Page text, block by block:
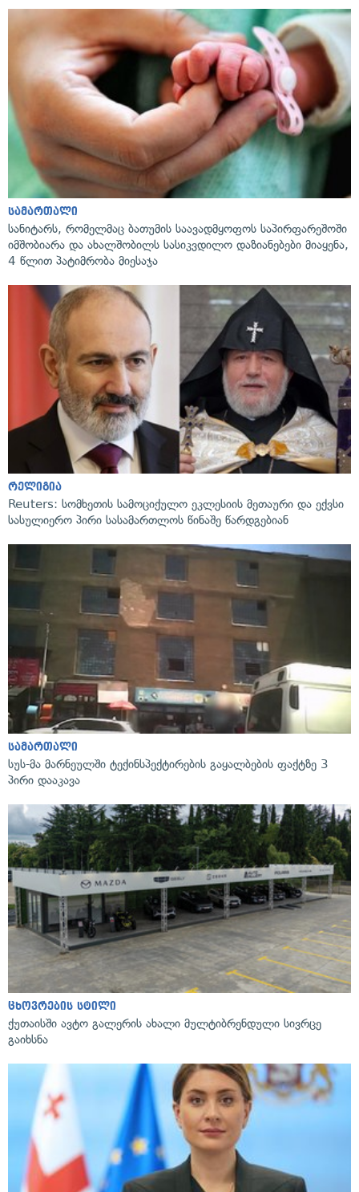
სამართალი
სანიტარს, რომელმაც ბათუმის საავადმყოფოს საპირფარეშოში
იმშობიარა და ახალშობილს სასიკვდილო დაზიანებები მიაყენა,
4 წლით პატიმრობა მიესაჯა
რელიგია
Reuters: სომხეთის სამოციქულო ეკლესიის მეთაური და ექვსი
სასულიერო პირი სასამართლოს წინაშე წარდგებიან
სამართალი
სუს-მა მარნეულში ტექინსპექტირების გაყალბების ფაქტზე 3
პირი დააკავა
ცხოვრების სტილი
ქუთაისში ავტო გალერის ახალი მულტიბრენდული სივრცე
გაიხსნა